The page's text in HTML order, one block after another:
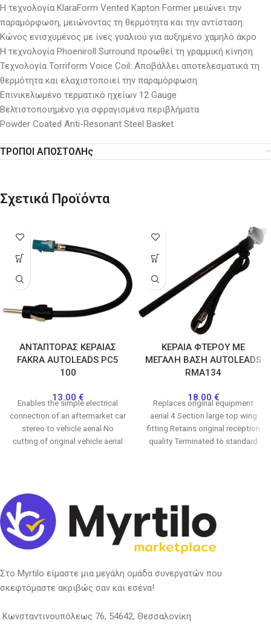
Η τεχνολογία KlaraForm Vented Kapton Former μειώνει την
παραμόρφωση, μειώνοντας τη θερμότητα και την αντίσταση.
Κώνος ενισχυμένος με ίνες γυαλιού για αυξημένο χαμηλό άκρο
Η τεχνολογία Phoeniroll Surround προωθεί τη γραμμική κίνηση
Τεχνολογία Torriform Voice Coil: Αποβάλλει αποτελεσματικά τη
θερμότητα και ελαχιστοποιεί την παραμόρφωση
Επινικελωμένο τερματικό ηχείων 12 Gauge
Βελτιστοποιημένο για σφραγισμένα περιβλήματα
Powder Coated Anti-Resonant Steel Basket
ΤΡΟΠΟΙ ΑΠΟΣΤΟΛΗς
Σχετικά Προϊόντα
ΑΝΤΑΠΤΟΡΑΣ ΚΕΡΑΙΑΣ
FAKRA AUTOLEADS PC5
100
13.00€
Enables the simple electrical
connection of an aftermarket car
stereo to vehicle aerial No
cutting of original vehicle aerial
ΚΕΡΑΙΑ ΦΤΕΡΟΥ ΜΕ
ΜΕΓΑΛΗ ΒΑΣΗ AUTOLEADS
RMA134
18.00€
Replaces original equipment
aerial 4 Section large top wing
fitting Retains original reception
quality Terminated to standard
Στο Myrtilo είμαστε μια μεγάλη ομάδα συνεργατών που
σκεφτόμαστε ακριβώς σαν και εσένα!
Κωνσταντινουπόλεως 76, 54642, Θεσσαλονίκη